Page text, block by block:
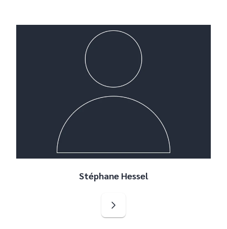
Stéphane Hessel